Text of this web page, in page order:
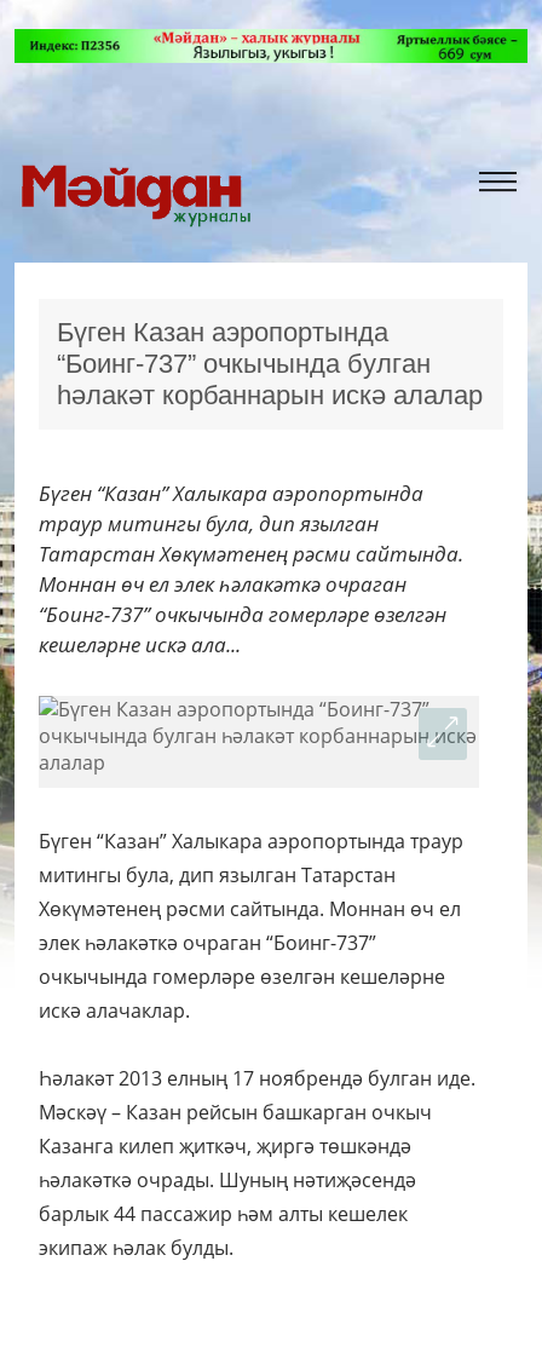
Бүген Казан аэропортында
“Боинг-737” очкычында булган
һәлакәт корбаннарын искә алалар
Бүген “Казан” Халыкара аэропортында
траур митингы була, дип язылган
Татарстан Хөкүмәтенең рәсми сайтында.
Моннан өч ел элек һәлакәткә очраган
“Боинг-737” очкычында гомерләре өзелгән
кешеләрне искә ала...
Бүген “Казан” Халыкара аэропортында траур
митингы була, дип язылган Татарстан
Хөкүмәтенең рәсми сайтында. Моннан өч ел
элек һәлакәткә очраган “Боинг-737”
очкычында гомерләре өзелгән кешеләрне
искә алачаклар.
Һәлакәт 2013 елның 17 ноябрендә булган иде.
Мәскәү – Казан рейсын башкарган очкыч
Казанга килеп җиткәч, җиргә төшкәндә
һәлакәткә очрады. Шуның нәтиҗәсендә
барлык 44 пассажир һәм алты кешелек
экипаж һәлак булды.